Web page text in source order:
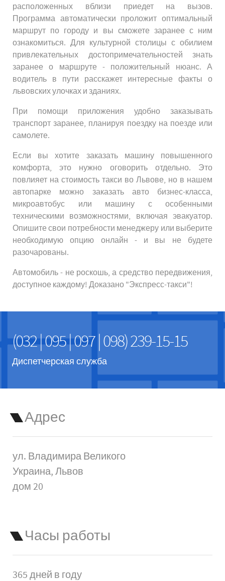
расположенных вблизи приедет на вызов.
Программа автоматически проложит оптимальный
маршрут по городу и вы сможете заранее с ним
ознакомиться. Для культурной столицы с обилием
привлекательных достопримечательностей знать
заранее о маршруте - положительный нюанс. А
водитель в пути расскажет интересные факты о
львовских улочках и зданиях.
При помощи приложения удобно заказывать
транспорт заранее, планируя поездку на поезде или
самолете.
Если вы хотите заказать машину повышенного
комфорта, это нужно оговорить отдельно. Это
повлияет на стоимость такси во Львове, но в нашем
автопарке можно заказать авто бизнес-класса,
микроавтобус или машину с особенными
техническими возможностями, включая эвакуатор.
Опишите свои потребности менеджеру или выберите
необходимую опцию онлайн - и вы не будете
разочарованы.
Автомобиль - не роскошь, а средство передвижения,
доступное каждому! Доказано "Экспресс-такси"!
(032 | 095 | 097 | 098) 239-15-15
Диспетчерская служба
Адрес
ул. Владимира Великого
Украина, Львов
дом 20
Часы работы
365 дней в году